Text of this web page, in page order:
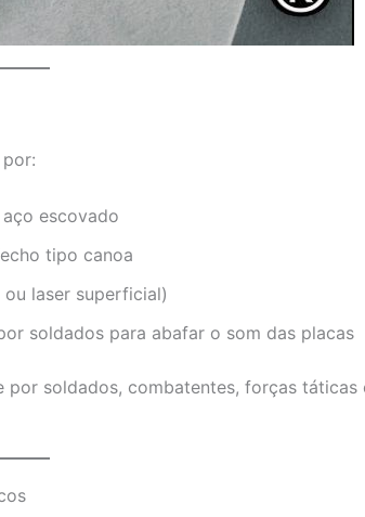
escovado
tipo canoa
laser superficial)
soldados para abafar o som das placas
por soldados, combatentes, forças táticas